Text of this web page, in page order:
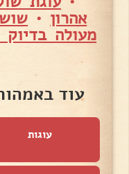
אהרון •
מעולה
עוד
עוגות